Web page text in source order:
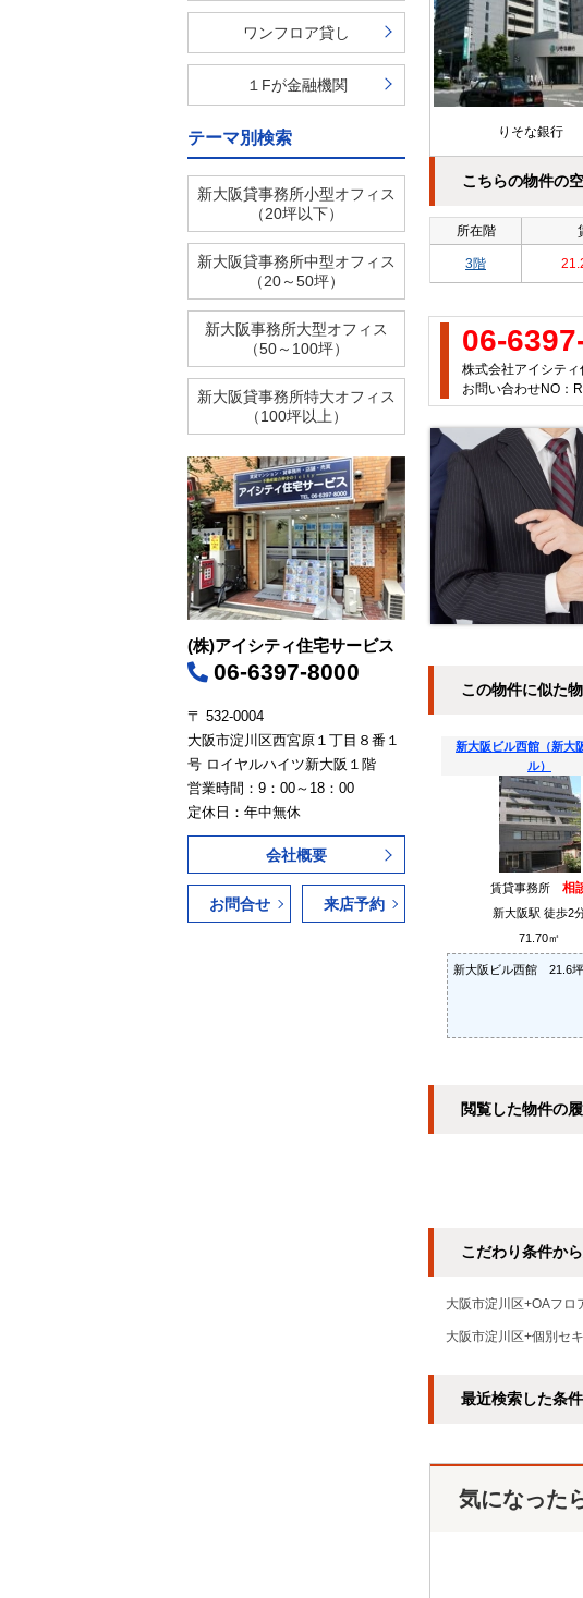
りそな銀行
こちらの物件の
所在階
3階
06-
株式会社アイシティ
お問い合わせNO：
この物件に似た
新大阪ビル西館（新大
ル）
賃貸事務所 相
新大阪駅 徒歩2
71.70㎡
新大阪ビル西館 21.6坪
閲覧した物件の
こだわり条件か
大阪市淀川区+OAフロ
大阪市淀川区+個別セ
最近検索した条
気になった
ワンフロア貸し
１Fが金融機関
テーマ別検索
新大阪貸事務所小型オフィス
（20坪以下）
新大阪貸事務所中型オフィス
（20～50坪）
新大阪事務所大型オフィス
（50～100坪）
新大阪貸事務所特大オフィス
（100坪以上）
(株)アイシティ住宅サービス
06-6397-8000
〒 532-0004
大阪市淀川区西宮原１丁目８番１
号 ロイヤルハイツ新大阪１階
営業時間：9：00～18：00
定休日：年中無休
会社概要
お問合せ 来店予約